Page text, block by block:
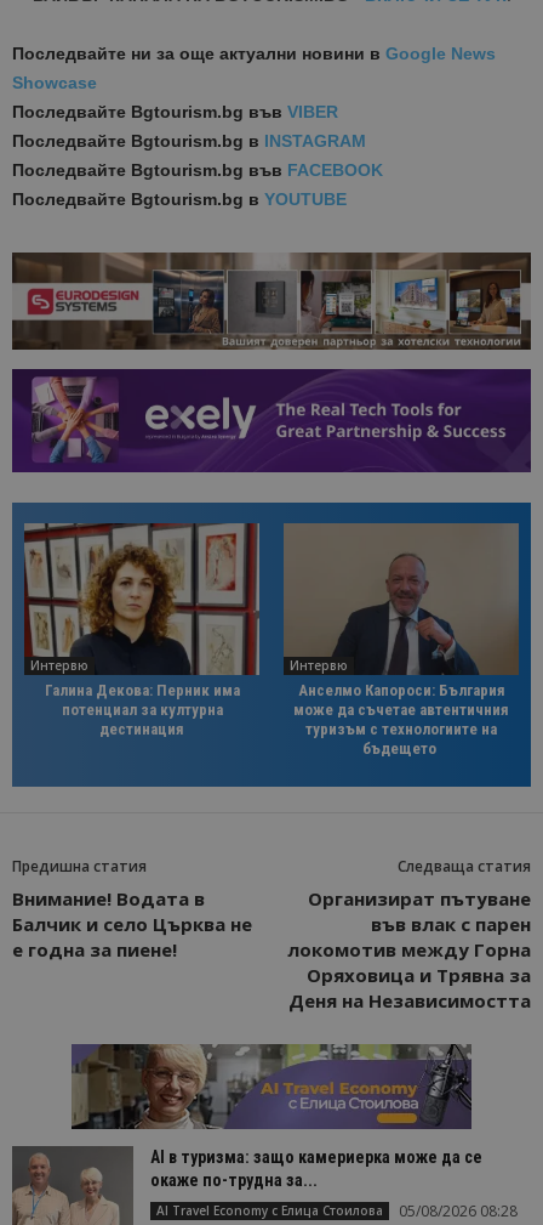
Последвайте ни за още актуални новини в Google News
Showcase
Последвайте Bgtourism.bg във VIBER
Последвайте Bgtourism.bg в INSTAGRAM
Последвайте Bgtourism.bg във FACEBOOK
Последвайте Bgtourism.bg в YOUTUBE
Интервю
Галина Декова: Перник има
потенциал за културна
дестинация
Интервю
Анселмо Капороси: България
може да съчетае автентичния
туризъм с технологиите на
бъдещето
Предишна статия
Внимание! Водата в
Балчик и село Църква не
е годна за пиене!
Следваща статия
Организират пътуване
във влак с парен
локомотив между Горна
Оряховица и Трявна за
Деня на Независимостта
AI в туризма: защо камериерка може да се
окаже по-трудна за...
AI Travel Economy с Елица Стоилова 05/08/2026 08:28